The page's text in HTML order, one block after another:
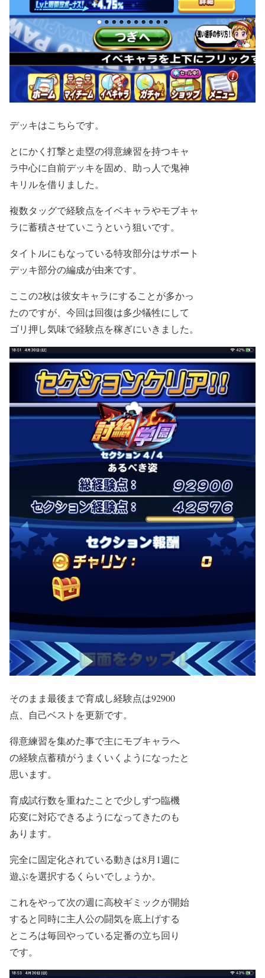
デッキはこちらです。
とにかく打撃と走塁の得意練習を持つキャ
ラ中心に自前デッキを固め、助っ人で鬼神
キリルを借りました。
複数タッグで経験点をイベキャラやモブキャ
ラに蓄積させていこうという狙いです。
タイトルにもなっている特攻部分はサポート
デッキ部分の編成が由来です。
ここの2枚は彼女キャラにすることが多かっ
たのですが、今回は回復は多少犠牲にして
ゴリ押し気味で経験点を稼ぎにいきました。
そのまま最後まで育成し経験点は92900
点、自己ベストを更新です。
得意練習を集めた事で主にモブキャラへ
の経験点蓄積がうまくいくようになったと
思います。
育成試行数を重ねたことで少しずつ臨機
応変に対応できるようになってきたのも
あります。
完全に固定化されている動きは8月1週に
遊ぶを選択するくらいでしょうか。
これをやって次の週に高校ギミックが開始
すると同時に主人公の闘気を底上げする
ところは毎回やっている定番の立ち回り
です。